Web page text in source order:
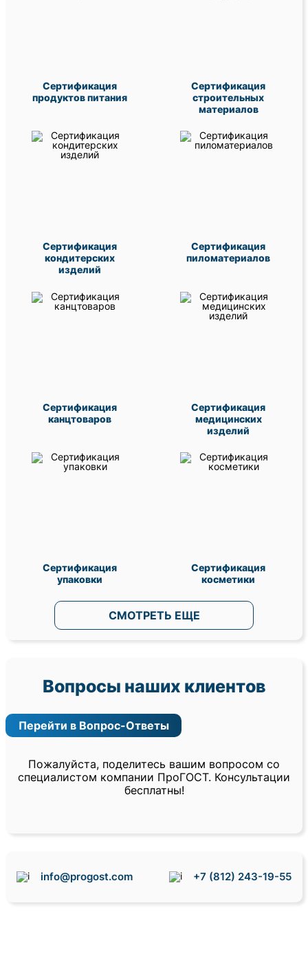
Сертификация
продуктов питания
Сертификация
строительных
материалов
Сертификация
кондитерских
изделий
Сертификация
пиломатериалов
Сертификация
канцтоваров
Сертификация
медицинских
изделий
Сертификация
упаковки
Сертификация
косметики
СМОТРЕТЬ ЕЩЕ
Вопросы наших клиентов
Перейти в Вопрос-Ответы
Пожалуйста, поделитесь вашим вопросом со
специалистом компании ПроГОСТ. Консультации
бесплатны!
info@progost.com +7 (812) 243-19-55